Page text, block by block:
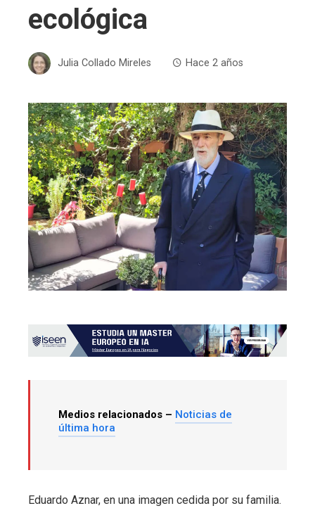
ecológica
Julia Collado Mireles Hace 2 años
Medios relacionados – Noticias de
última hora
Eduardo Aznar, en una imagen cedida por su familia.